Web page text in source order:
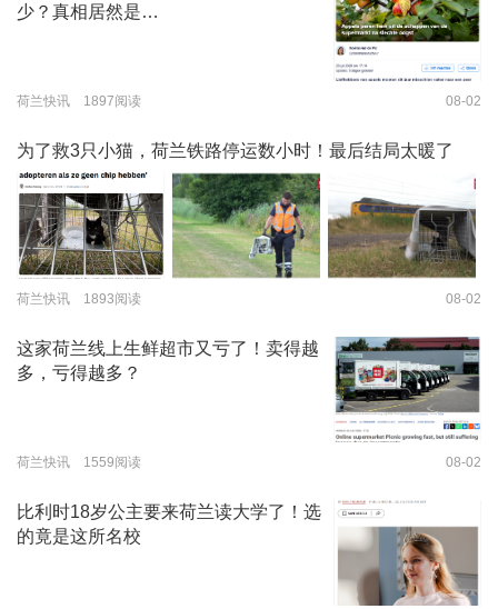
少？真相居然是…
荷兰快讯 1897阅读 08-02
为了救3只小猫，荷兰铁路停运数小时！最后结局太暖了
荷兰快讯 1893阅读 08-02
这家荷兰线上生鲜超市又亏了！卖得越
多，亏得越多？
荷兰快讯 1559阅读 08-02
比利时18岁公主要来荷兰读大学了！选
的竟是这所名校